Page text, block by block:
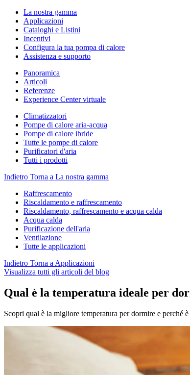
La nostra gamma
Applicazioni
Cataloghi e Listini
Incentivi
Configura la tua pompa di calore
Assistenza e supporto
Panoramica
Articoli
Referenze
Experience Center virtuale
Climatizzatori
Pompe di calore aria-acqua
Pompe di calore ibride
Tutte le pompe di calore
Purificatori d'aria
Tutti i prodotti
Indietro Torna a La nostra gamma
Raffrescamento
Riscaldamento e raffrescamento
Riscaldamento, raffrescamento e acqua calda
Acqua calda
Purificazione dell'aria
Ventilazione
Tutte le applicazioni
Indietro Torna a Applicazioni
Visualizza tutti gli articoli del blog
Qual è la temperatura ideale per
Scopri qual è la migliore temperatura per dormire e perché